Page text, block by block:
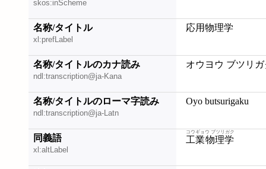
skos:inScheme
名称/タイトル
xl:prefLabel
応用物理学
名称/タイトルのカナ読み
ndl:transcription@ja-Kana
オウヨウ ブツリガ
名称/タイトルのローマ字読み
ndl:transcription@ja-Latn
Oyo butsurigaku
同義語
xl:altLabel
工業物理学
コウギョウ ブツリガク